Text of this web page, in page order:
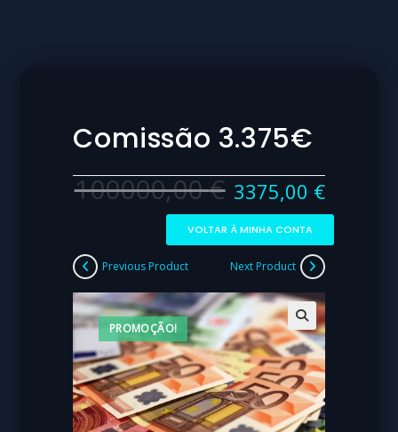
Comissão 3.375€
100000,00€ 3375,00 €
VOLTAR À MINHA CONTA
PROMOÇÃO!
Previous Product Next Product